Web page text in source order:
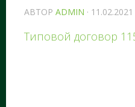
АВТОР ADMIN · 11.02.2021
Типовой договор